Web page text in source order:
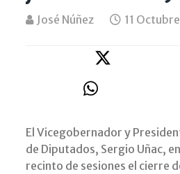
José Núñez 11
El Vicegobernador y
de Diputados, Sergio Uñac,
recinto de sesiones el cierre